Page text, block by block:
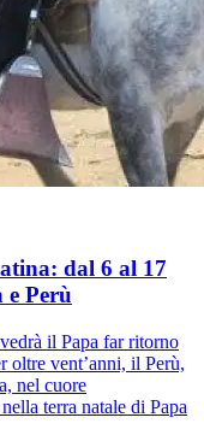
dal 6 al 17
Perù
il Papa far ritorno
oltre vent’anni, il Perù,
nel cuore
terra natale di Papa